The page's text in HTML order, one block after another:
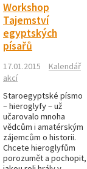
Workshop
Tajemství
egyptských
písařů
17.01.2015
Kalendář
akcí
Staroegyptské písmo
– hieroglyfy – už
učarovalo mnoha
vědcům i amatérským
zájemcům o historii.
Chcete hieroglyfům
porozumět a pochopit,